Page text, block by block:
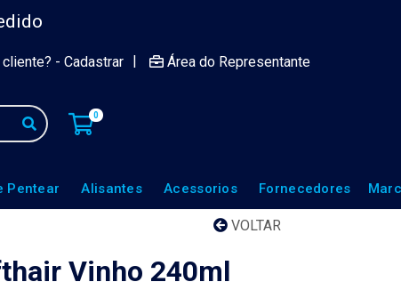
cliente? - Cadastrar | Área do Representante
0
Pentear Alisantes Acessorios Fornecedores
VOLTAR
Vinho 240ml